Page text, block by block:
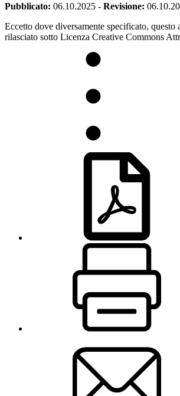
Pubblicato: 06.10.2025 - Revisione:
Eccetto dove diversamente specificato, questo
rilasciato sotto Licenza Creative Commons